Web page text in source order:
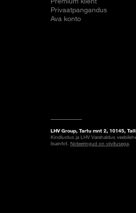
Privaatpangandus
Ava konto
LHV Group, Tartu mnt 2, 10145,
Kindlustus ja LHV Varahaldus
lisainfot. Noteeringud on viivitusega.